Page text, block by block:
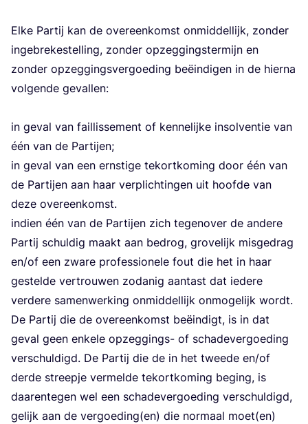
Elke Par­tij kan de over­een­komst onmid­del­lijk, zon­der
inge­bre­ke­stel­ling, zon­der opzeg­gings­ter­mijn en
zon­der opzeg­gings­ver­goe­ding beëin­di­gen in de hier­na
vol­gen­de geval­len:
in geval van fail­lis­se­ment of ken­ne­lij­ke insol­ven­tie van
één van de Par­tij­en;
in geval van een ern­sti­ge tekort­ko­ming door één van
de Par­tij­en aan haar ver­plich­tin­gen uit hoof­de van
deze over­een­komst.
indien één van de Par­tij­en zich tegen­over de ande­re
Par­tij schul­dig maakt aan bedrog, gro­ve­lijk mis­ge­drag
en/​of een zwa­re pro­fes­si­o­ne­le fout die het in haar
gestel­de ver­trou­wen zoda­nig aan­tast dat iede­re
ver­de­re samen­wer­king onmid­del­lijk onmo­ge­lijk wordt.
De Par­tij die de over­een­komst beëin­digt, is in dat
geval geen enke­le opzeg­gings- of scha­de­ver­goe­ding
ver­schul­digd. De Par­tij die de in het twee­de en/​of
der­de streep­je ver­mel­de tekort­ko­ming beging, is
daar­en­te­gen wel een scha­de­ver­goe­ding ver­schul­digd,
gelijk aan de vergoeding(en) die nor­maal moet(en)